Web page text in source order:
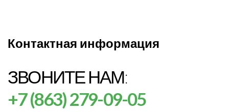
Контактная информация
ЗВОНИТЕ НАМ:
+7 (863) 279-09-05